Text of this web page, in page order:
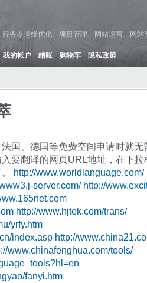
务器运维优化、项目管理、网站运营、网
我的帐户 结账 购物车 隐私政策
国、德国等免费空间申请时就无
要翻译的网页URL地址，在下拉
http://www.worldlanguage.com/
server.com/ http://
http://www.hjtek.com/trans/
yrfy.htm
index.asp http://
www.chinafenghua.com/tools/
fanyi.htm